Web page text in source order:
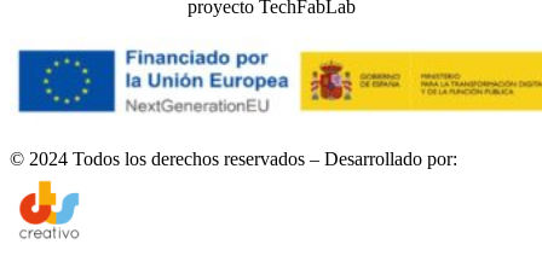
proyecto TechFabLab
© 2024 Todos los derechos reservados – Desarrollado por: